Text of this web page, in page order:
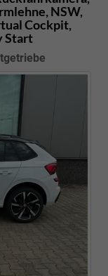
NSW,
Cockpit,
Start